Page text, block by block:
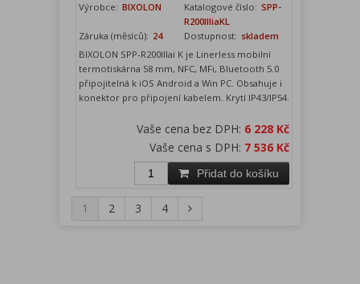
Výrobce: BIXOLON Katalogové číslo: SPP-
R200IIIiaKL
Záruka (měsíců): 24 Dostupnost: skladem
BIXOLON SPP-R200IIIai K je Linerless mobilní
termotiskárna 58 mm, NFC, MFi, Bluetooth 5.0
připojitelná k iOS Android a Win PC. Obsahuje i
konektor pro připojení kabelem. Krytí IP43/IP54.
Vaše cena bez DPH: 6 228 Kč
Vaše cena s DPH: 7 536 Kč
Přidat do košíku
1 2 3 4